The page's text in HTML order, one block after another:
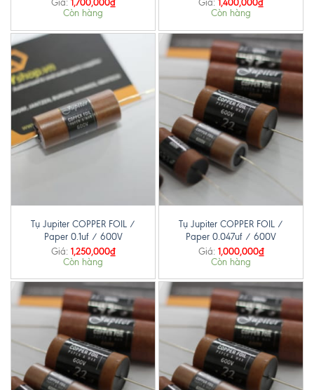
Giá:
Còn hàng
Giá:
Còn hàng
Tụ Jupiter COPPER FOIL /
Paper 0.1uf / 600V
Giá: 1,250,000₫
Còn hàng
Tụ Jupiter COPPER FOIL /
Paper 0.047uf / 600V
Giá: 1,000,000₫
Còn hàng